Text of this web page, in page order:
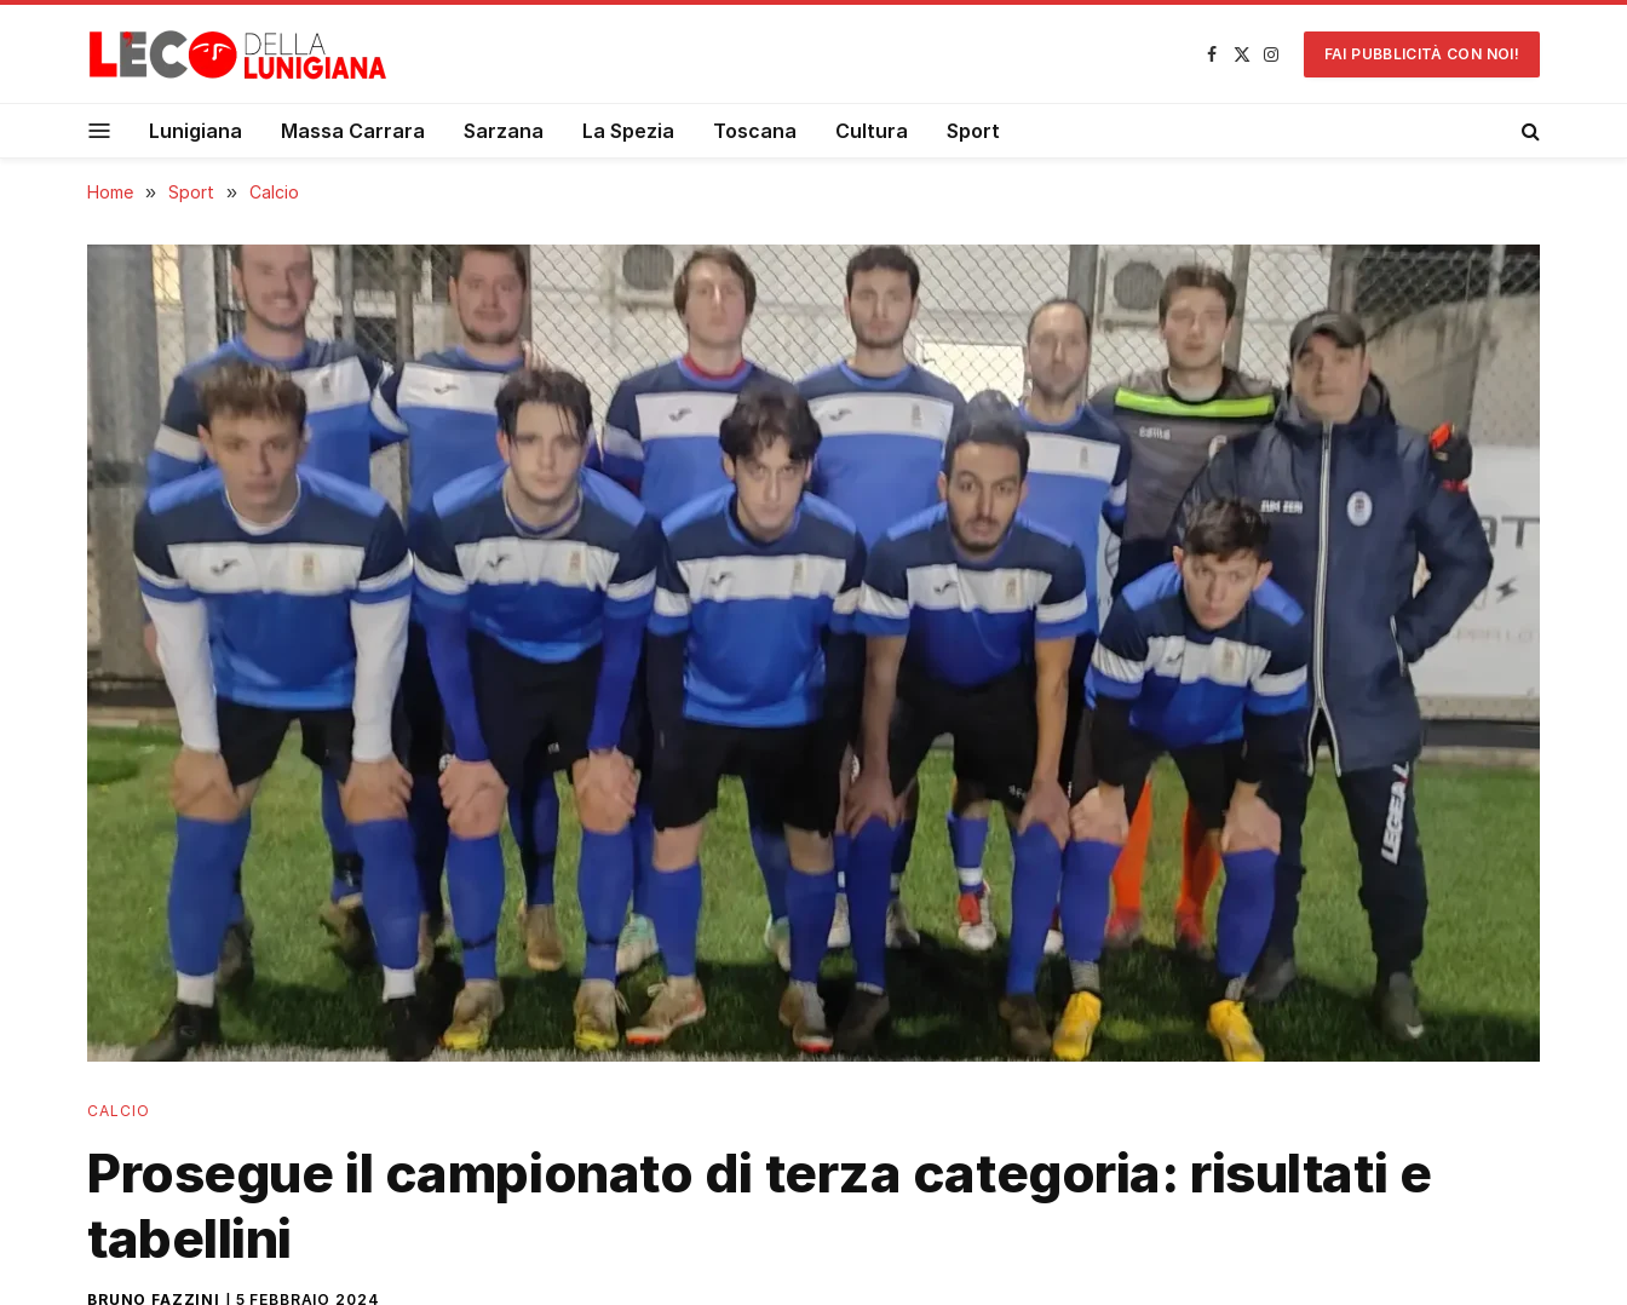
Facebook
X
Instagram
FAI PUBBLICITÀ CON NOI!
Lunigiana Massa Carrara Sarzana La Spezia Toscana Cultura Sport
Home » Sport » Calcio
CALCIO
Prosegue il campionato di terza categoria: risultati e
tabellini
BRUNO FAZZINI 5 FEBBRAIO 2024